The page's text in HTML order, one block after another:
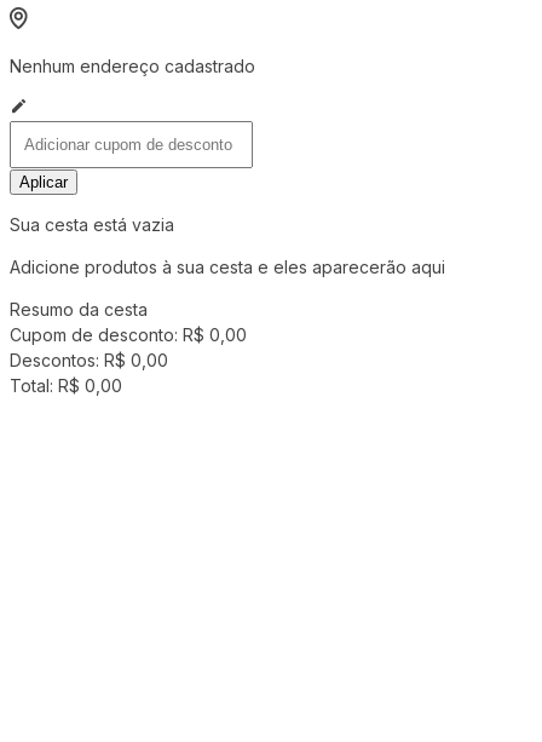
Nenhum endereço cadastrado
Aplicar
Sua cesta está vazia
Adicione produtos à sua cesta e eles aparecerão aqui
Resumo da cesta
Cupom de desconto: R$ 0,00
Descontos: R$ 0,00
Total: R$ 0,00